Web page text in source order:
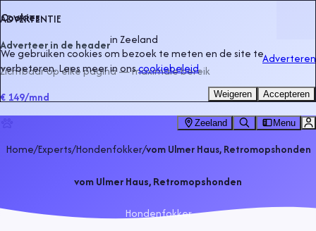
ADVERTENTIE
Adverteer in de headerinZeeland
Zichtbaar op elke pagina — maximale bereik
€ 149/mnd
Adverteren
Zeeland Menu
Home/Experts/Hondenfokker/vom Ulmer Haus, Retromopshonden
vom Ulmer Haus, Retromopshonden
Hondenfokker
Cookies
We gebruiken cookies om bezoek te meten en de site te
verbeteren. Lees meer in onscookiebeleid.
Weigeren Accepteren